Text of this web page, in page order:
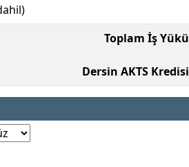
Toplam İş Yükü
Dersin AKTS Kredisi